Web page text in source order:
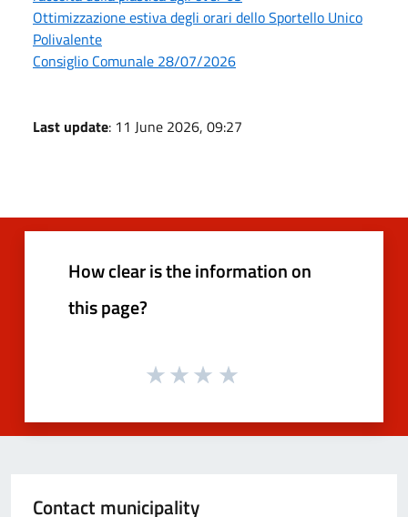
Ottimizzazione estiva degli orari dello Sportello Unico
Polivalente
Consiglio Comunale 28/07/2026
Last update: 11 June 2026, 09:27
How clear is the information on
this page?
Contact municipality